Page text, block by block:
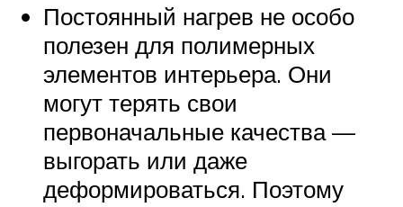
Постоянный нагрев не особо
полезен для полимерных
элементов интерьера. Они
могут терять свои
первоначальные качества —
выгорать или даже
деформироваться. Поэтому